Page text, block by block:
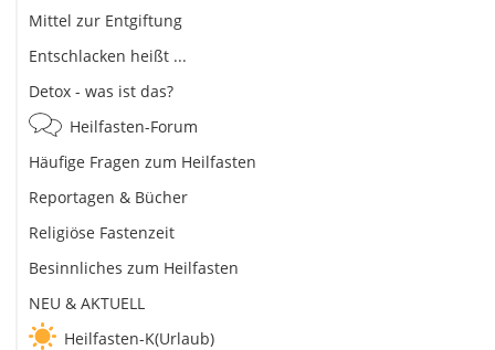
Mittel zur Entgiftung
Entschlacken heißt ...
Detox - was ist das?
Heilfasten-Forum
Häufige Fragen zum Heilfasten
Reportagen & Bücher
Religiöse Fastenzeit
Besinnliches zum Heilfasten
NEU & AKTUELL
Heilfasten-K(Urlaub)